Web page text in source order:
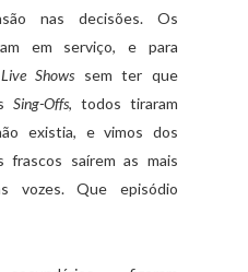
nas decisões. Os
em serviço, e para
Live Shows sem ter que
Sing-Offs, todos tiraram
existia, e vimos dos
frascos saírem as mais
vozes. Que episódio